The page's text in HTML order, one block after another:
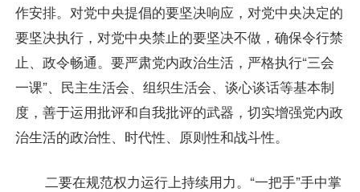
作安排。对党中央提倡的要坚决响应，对党中央决定的
要坚决执行，对党中央禁止的要坚决不做，确保令行禁
止、政令畅通。要严肃党内政治生活，严格执行“三会
一课”、民主生活会、组织生活会、谈心谈话等基本制
度，善于运用批评和自我批评的武器，切实增强党内政
治生活的政治性、时代性、原则性和战斗性。
二要在规范权力运行上持续用力。“一把手”手中掌